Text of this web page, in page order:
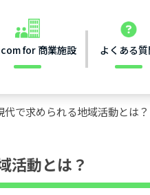
for 商業施設 よくある質
で求められる地域活動とは？
活動とは？